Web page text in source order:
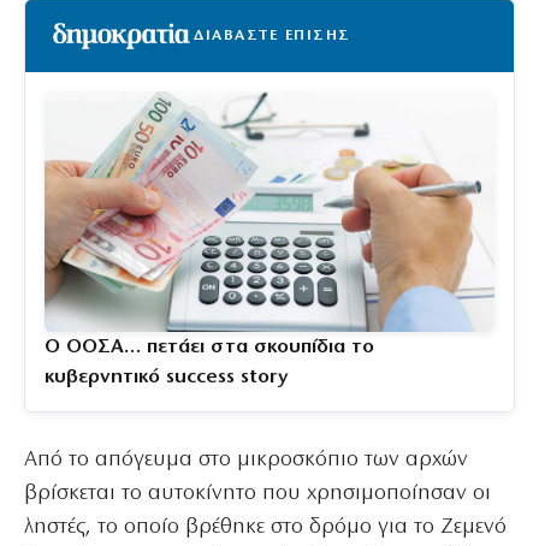
ΔΙΑΒΑΣΤΕ ΕΠΙΣΗΣ
Ο ΟΟΣΑ… πετάει στα σκουπίδια το
κυβερνητικό success story
Από το απόγευμα στο μικροσκόπιο των αρχών
βρίσκεται το αυτοκίνητο που χρησιμοποίησαν οι
ληστές, το οποίο βρέθηκε στο δρόμο για το Ζεμενό